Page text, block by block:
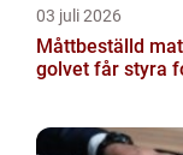
03 juli 2026
Måttbeställd
golvet får styra